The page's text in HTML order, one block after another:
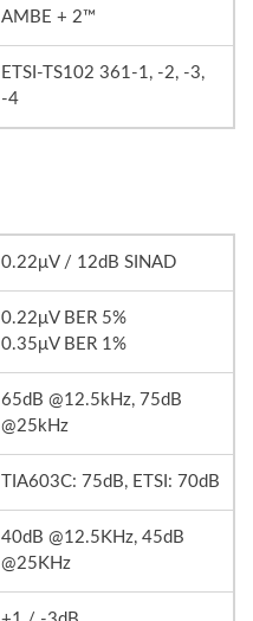
AMBE + 2™
ETSI-TS102 361-1, -2, -3,
-4
0.22μV / 12dB SINAD
0.22μV BER 5%
0.35μV BER 1%
65dB @12.5kHz, 75dB
@25kHz
TIA603C: 75dB, ETSI: 70dB
40dB @12.5KHz, 45dB
@25KHz